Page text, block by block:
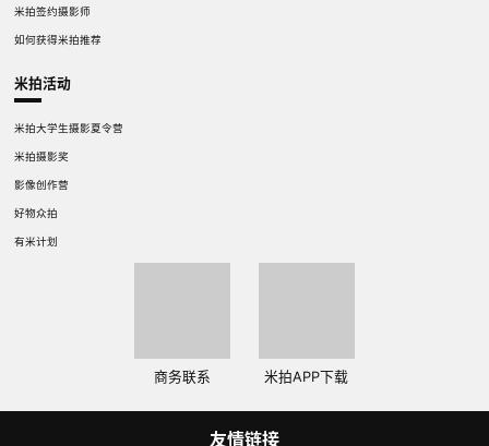
米拍签约摄影师
如何获得米拍推荐
米拍活动
米拍大学生摄影夏令营
米拍摄影奖
影像创作营
好物众拍
有米计划
商务联系 米拍APP下载
友情链接